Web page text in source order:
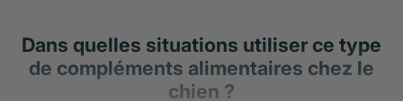
Dans quelles situations utiliser ce type
de compléments alimentaires chez le
chien ?